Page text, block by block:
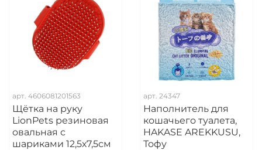
арт. 4606081201563
Щётка на руку
LionPets резиновая
овальная с
шариками 12,5х7,5см
арт. 24347
Наполнитель для
кошачьего туалета,
HAKASE AREKKUSU,
Тофу